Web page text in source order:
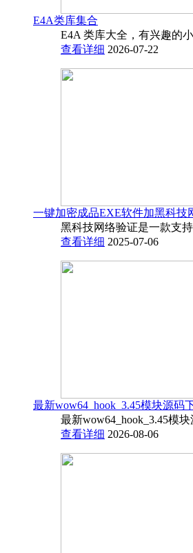
E4A类库集合
E4A 类库大全，有兴趣的
查看详细 2026-07-22
一键加密成品EXE软件加黑科技
黑科技网络验证是一款支
查看详细 2025-07-06
最新wow64_hook_3.45模块源码
最新wow64_hook_3.45模
查看详细 2026-08-06